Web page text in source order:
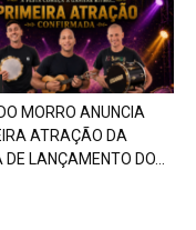
MORRO ANUNCIA
ATRAÇÃO DA
DE LANÇAMENTO DO...